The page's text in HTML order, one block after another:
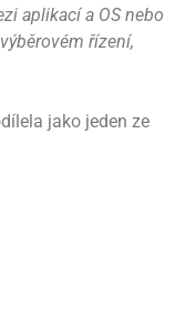
aplikací a OS nebo
řízení,
jako jeden ze